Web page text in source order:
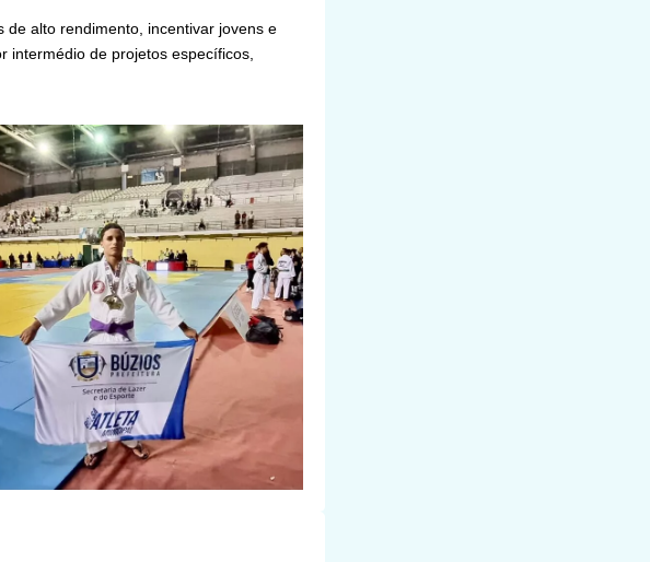
de alto rendimento, incentivar jovens e
intermédio de projetos específicos,